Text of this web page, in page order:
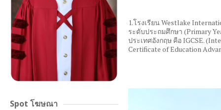
1.โรงเรียน Westlake
ระดับประถมศึกษา (Primary
ประเทศอังกฤษ คือ IGCSE.
Certificate of Education
Spot โฆษณา